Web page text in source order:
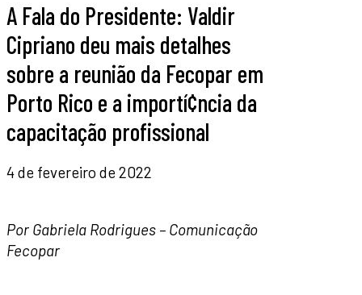
A Fala do Presidente: Valdir
Cipriano deu mais detalhes
sobre a reunião da Fecopar em
Porto Rico e a importí¢ncia da
capacitação profissional
4 de fevereiro de 2022
Por Gabriela Rodrigues – Comunicação
Fecopar